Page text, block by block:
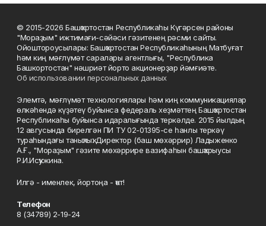
© 2015-2026 Башҡортостан Республикаһы Күгәрсен районы
"Мораҙым" ижтимағи-сәйәси гәзитенең рәсми сайты.
Ойоштороусылары: Башҡортостан Республикаһының Матбуғат
һәм киң мәғлүмәт саралары агентлығы, "Республика
Башкортостан" нәшриәт йорто акционерҙар йәмғиәте.
Об использовании персональных данных
Элемтә, мәғлүмәт технологиялары һәм киң коммуникациялар
өлкәһендә күҙәтеү буйынса федераль хеҙмәттең Башҡортостан
Республикаһы буйынса идаралығында теркәлде. 2015 йылдың
12 авгусында бирелгән ПИ ТУ 02-01395-се һанлы теркәү
тураһындағы таныҡлыҡ. Директор (баш мөхәррир) Ладыженко
А.Ғ., "Мораҙым" гәзите мөхәррире вазифаһын башҡарыусы
Р.И.Исҡужина.
Илгә - именлек, йортоңа - ҡот!
Телефон
8 (34789) 2-19-24